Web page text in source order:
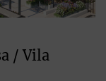
/ Vila